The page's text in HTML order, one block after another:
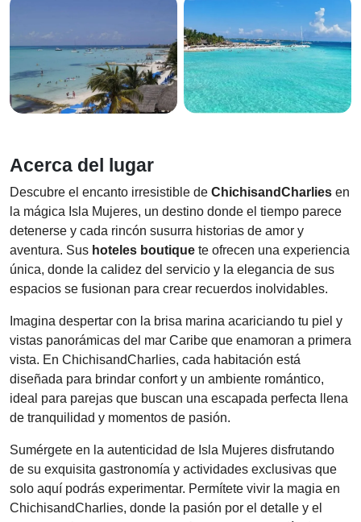
Acerca del lugar
Descubre el encanto irresistible de ChichisandCharlies en
la mágica Isla Mujeres, un destino donde el tiempo parece
detenerse y cada rincón susurra historias de amor y
aventura. Sus hoteles boutique te ofrecen una experiencia
única, donde la calidez del servicio y la elegancia de sus
espacios se fusionan para crear recuerdos inolvidables.
Imagina despertar con la brisa marina acariciando tu piel y
vistas panorámicas del mar Caribe que enamoran a primera
vista. En ChichisandCharlies, cada habitación está
diseñada para brindar confort y un ambiente romántico,
ideal para parejas que buscan una escapada perfecta llena
de tranquilidad y momentos de pasión.
Sumérgete en la autenticidad de Isla Mujeres disfrutando
de su exquisita gastronomía y actividades exclusivas que
solo aquí podrás experimentar. Permítete vivir la magia en
ChichisandCharlies, donde la pasión por el detalle y el